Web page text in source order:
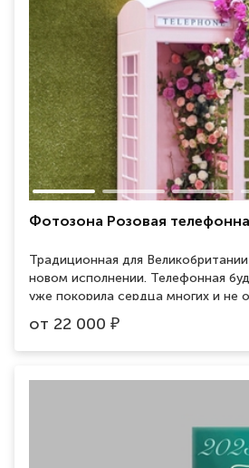
Фотозона Розовая
Традиционная для
новом исполнении. Телефонная
уже покорила сердца многих и не
равнодушным новых зрителей.
красивыми цветами будет
притягивающем взгляды, на
от 22 000 ₽